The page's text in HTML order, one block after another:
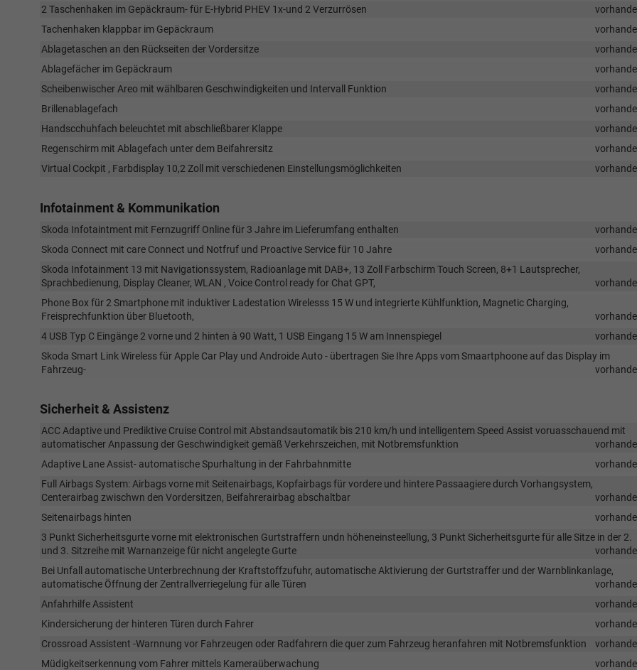
2 Taschenhaken im Gepäckraum- für E-Hybrid PHEV 1x-und 2 Verzurrösen
Tachenhaken klappbar im Gepäckraum
Ablagetaschen an den Rückseiten der Vordersitze
Ablagefächer im Gepäckraum
Scheibenwischer Areo mit wählbaren Geschwindigkeiten und Intervall Funktion
Brillenablagefach
Handscchuhfach beleuchtet mit abschließbarer Klappe
Regenschirm mit Ablagefach unter dem Beifahrersitz
Virtual Cockpit , Farbdisplay 10,2 Zoll mit verschiedenen Einstellungsmöglichkeiten
Infotainment & Kommunikation
Skoda Infotaintment mit Fernzugriff Online für 3 Jahre im Lieferumfang enthalten
Skoda Connect mit care Connect und Notfruf und Proactive Service für 10 Jahre
Skoda Infotainment 13 mit Navigationssystem, Radioanlage mit DAB+, 13 Zoll Farbschirm Touch Screen, 8+1 Lautsprecher,
Sprachbedienung, Display Cleaner, WLAN , Voice Control ready for Chat GPT,
Phone Box für 2 Smartphone mit induktiver Ladestation Wirelesss 15 W und integrierte Kühlfunktion, Magnetic Charging,
Freisprechfunktion über Bluetooth,
4 USB Typ C Eingänge 2 vorne und 2 hinten à 90 Watt, 1 USB Eingang 15 W am Innenspiegel
Skoda Smart Link Wireless für Apple Car Play und Androide Auto - übertragen Sie Ihre Apps vom Smaartphoone auf das Display im
Fahrzeug-
Sicherheit & Assistenz
ACC Adaptive und Prediktive Cruise Control mit Abstandsautomatik bis 210 km/h und intelligentem Speed Assist voruasschauend mit
automatischer Anpassung der Geschwindigkeit gemäß Verkehrszeichen, mit Notbremsfunktion
Adaptive Lane Assist- automatische Spurhaltung in der Fahrbahnmitte
Full Airbags System: Airbags vorne mit Seitenairbags, Kopfairbags für vordere und hintere Passaagiere durch Vorhangsystem,
Centerairbag zwischwn den Vordersitzen, Beifahrerairbag abschaltbar
Seitenairbags hinten
3 Punkt Sicherheitsgurte vorne mit elektronischen Gurtstraffern undn höheneinsteellung, 3 Punkt Sicherheitsgurte für alle Sitze in der 2.
und 3. Sitzreihe mit Warnanzeige für nicht angelegte Gurte
Bei Unfall automatische Unterbrechnung der Kraftstoffzufuhr, automatische Aktivierung der Gurtstraffer und der Warnblinkanlage,
automatische Öffnung der Zentrallverriegelung für alle Türen
Anfahrhilfe Assistent
Kindersicherung der hinteren Türen durch Fahrer
Crossroad Assistent -Warnnung vor Fahrzeugen oder Radfahrern die quer zum Fahrzeug heranfahren mit Notbremsfunktion
Müdigkeitserkennung vom Fahrer mittels Kameraüberwachung